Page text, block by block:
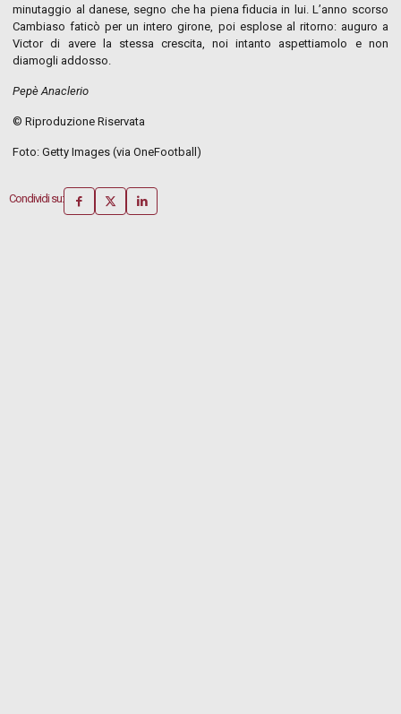
minutaggio al danese, segno che ha piena fiducia in lui. L’anno scorso
Cambiaso faticò per un intero girone, poi esplose al ritorno: auguro a
Victor di avere la stessa crescita, noi intanto aspettiamolo e non
diamogli addosso.
Pepè Anaclerio
© Riproduzione Riservata
Foto: Getty Images (via OneFootball)
Condividi su: